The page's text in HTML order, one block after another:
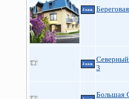
4 ккв. Береговая
4 ккв.
3
Большая